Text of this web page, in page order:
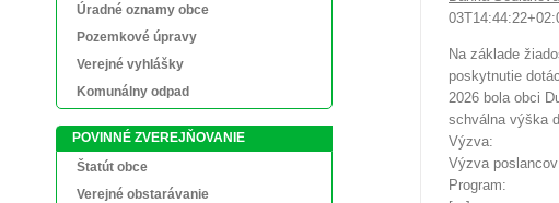
Na základe
poskytnutie
2026 bola obci
schválna výška
Výzva
Úradné oznamy obce
Pozemkové úpravy
Verejné vyhlášky
Komunálny odpad
POVINNÉ ZVEREJŇOVANIE
Štatút obce
Verejné obstarávanie